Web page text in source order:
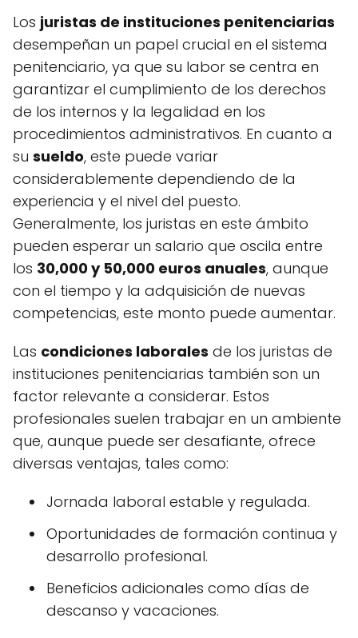
Los juristas de instituciones penitenciarias
desempeñan un papel crucial en el sistema
penitenciario, ya que su labor se centra en
garantizar el cumplimiento de los derechos
de los internos y la legalidad en los
procedimientos administrativos. En cuanto a
su sueldo, este puede variar
considerablemente dependiendo de la
experiencia y el nivel del puesto.
Generalmente, los juristas en este ámbito
pueden esperar un salario que oscila entre
los 30,000 y 50,000 euros anuales, aunque
con el tiempo y la adquisición de nuevas
competencias, este monto puede aumentar.
Las condiciones laborales de los juristas de
instituciones penitenciarias también son un
factor relevante a considerar. Estos
profesionales suelen trabajar en un ambiente
que, aunque puede ser desafiante, ofrece
diversas ventajas, tales como:
Jornada laboral estable y regulada.
Oportunidades de formación continua y
desarrollo profesional.
Beneficios adicionales como días de
descanso y vacaciones.